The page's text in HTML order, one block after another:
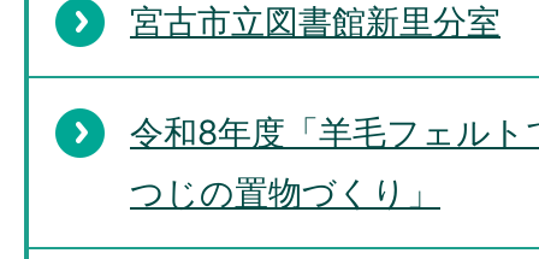
宮古市立図書館新里分室
令和8年度「羊毛フェル
つじの置物づくり」